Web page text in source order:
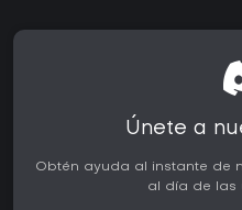
Únete a
Obtén ayuda al instante de
al día de las